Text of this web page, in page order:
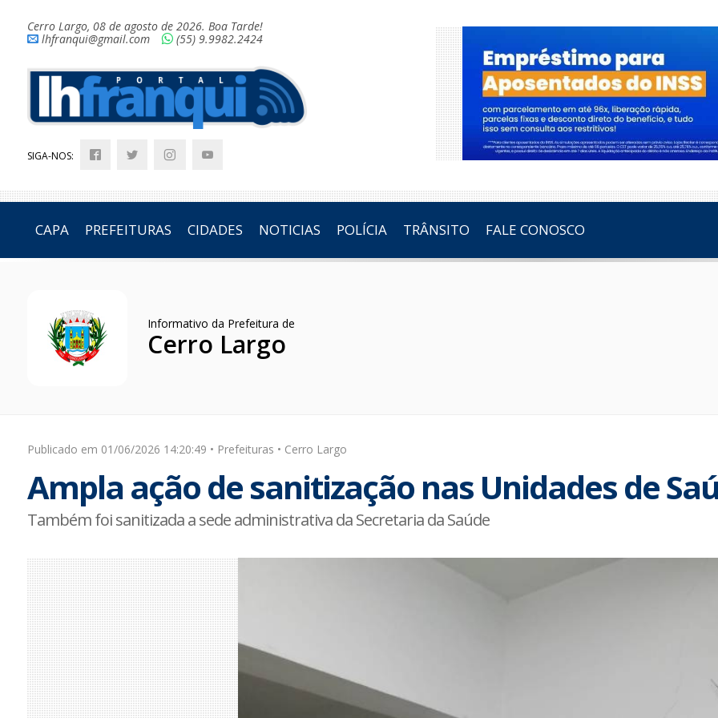
Cerro Largo, 08 de agosto de 2026. Boa Tarde!
lhfranqui@gmail.com
(55) 9.9982.2424
SIGA-NOS:
CAPA PREFEITURAS CIDADES NOTICIAS POLÍCIA TRÂNSITO FALE CONOSCO
Informativo da Prefeitura de
Cerro Largo
Publicado em 01/06/2026 14:20:49 • Prefeituras • Cerro Largo
Ampla ação de sanitização nas Unidades de
Também foi sanitizada a sede administrativa da Secretaria da Saúde